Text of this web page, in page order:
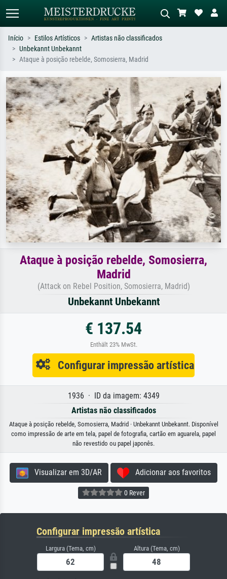
Pesquisa padrão Pesquisa de imagens IA
ex: Monet, Noite Estrelada,
impressionismo, onda de Hokusai, nu.
abstrato com muito vermelho, pintura
a óleo escura, nu em pé ao lado de
uma árvore.
Início Estilos Artísticos
Artistas não classificados
Unbekannt Unbekannt
Ataque à posição rebelde, Somosierra, Madrid
Ataque à posição rebelde, Somosierra,
Madrid
(Attack on Rebel Position, Somosierra, Madrid)
Unbekannt Unbekannt
€ 137.54
Enthält 23% MwSt.
Configurar impressão artística
1936 · ID da imagem: 4349
Artistas não classificados
Ataque à posição rebelde, Somosierra, Madrid · Unbekannt Unbekannt. Disponível
como impressão de arte em tela, papel de fotografia, cartão em aguarela, papel
não revestido ou papel japonês.
Visualizar em 3D/AR Adicionar aos favoritos
0 Rever
Configurar impressão artística
Largura (Tema, cm) Altura (Tema, cm)